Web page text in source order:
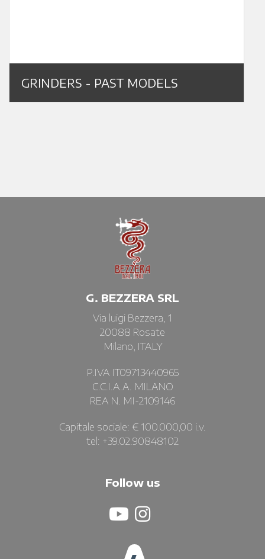
GRINDERS - PAST MODELS
G. BEZZERA SRL
Via luigi Bezzera, 1
20088 Rosate
Milano, ITALY
P.IVA IT09713440965
C.C.I.A.A. MILANO
REA N. MI-2109146
Capitale sociale: € 100.000,00 i.v.
tel: +39.02.90848102
Follow us